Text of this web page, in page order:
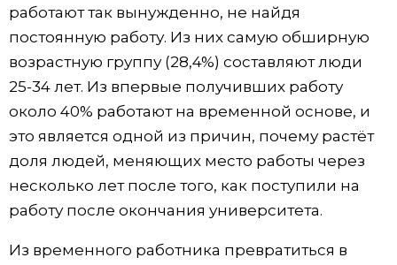
работают так вынужденно, не найдя
постоянную работу. Из них самую обширную
возрастную группу (28,4%) составляют люди
25-34 лет. Из впервые получивших работу
около 40% работают на временной основе, и
это является одной из причин, почему растёт
доля людей, меняющих место работы через
несколько лет после того, как поступили на
работу после окончания университета.
Из временного работника превратиться в